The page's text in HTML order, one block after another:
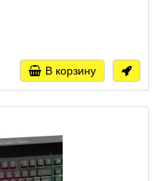
В корзину